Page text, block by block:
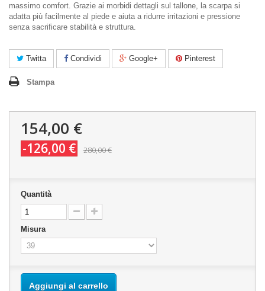
massimo comfort. Grazie ai morbidi dettagli sul tallone, la scarpa si
adatta più facilmente al piede e aiuta a ridurre irritazioni e pressione
senza sacrificare stabilità e struttura.
Twitta Condividi Google+ Pinterest
Stampa
154,00 €
-126,00 € 280,00 €
Quantità
Misura
Aggiungi al carrello